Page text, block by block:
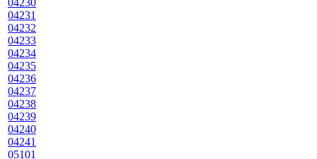
04230
04231
04232
04233
04234
04235
04236
04237
04238
04239
04240
04241
05101